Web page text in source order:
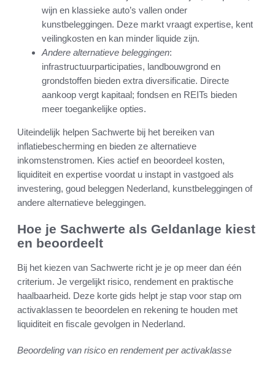
wijn en klassieke auto’s vallen onder
kunstbeleggingen. Deze markt vraagt expertise, kent
veilingkosten en kan minder liquide zijn.
Andere alternatieve beleggingen:
infrastructuurparticipaties, landbouwgrond en
grondstoffen bieden extra diversificatie. Directe
aankoop vergt kapitaal; fondsen en REITs bieden
meer toegankelijke opties.
Uiteindelijk helpen Sachwerte bij het bereiken van
inflatiebescherming en bieden ze alternatieve
inkomstenstromen. Kies actief en beoordeel kosten,
liquiditeit en expertise voordat u instapt in vastgoed als
investering, goud beleggen Nederland, kunstbeleggingen of
andere alternatieve beleggingen.
Hoe je Sachwerte als Geldanlage kiest
en beoordeelt
Bij het kiezen van Sachwerte richt je je op meer dan één
criterium. Je vergelijkt risico, rendement en praktische
haalbaarheid. Deze korte gids helpt je stap voor stap om
activaklassen te beoordelen en rekening te houden met
liquiditeit en fiscale gevolgen in Nederland.
Beoordeling van risico en rendement per activaklasse